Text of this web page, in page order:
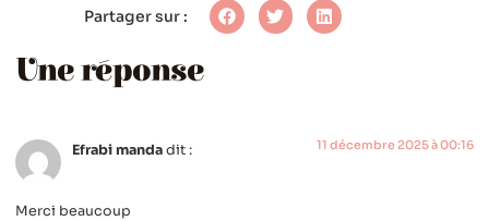
Partager sur :
Une réponse
Efrabi mandadit : 11 décembre 2025 à 00:16
Merci beaucoup